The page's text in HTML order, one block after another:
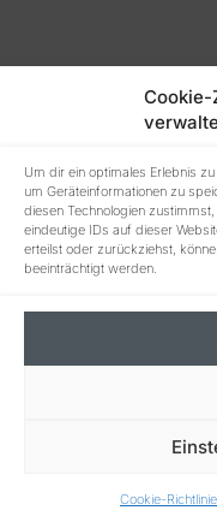
Cookie-
Um dir ein optimales Erlebnis
um Geräteinformationen zu
diesen Technologien
eindeutige IDs auf dieser
erteilst oder zurückziehst,
beeinträchtigt werden.
Cookie-Richtlinie